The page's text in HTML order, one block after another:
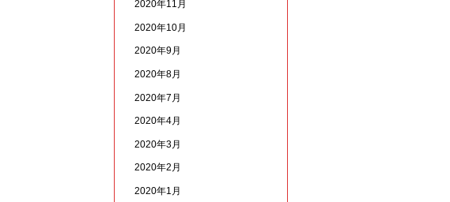
2020年11月
2020年10月
2020年9月
2020年8月
2020年7月
2020年4月
2020年3月
2020年2月
2020年1月